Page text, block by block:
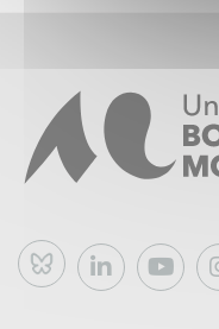
Bluesky